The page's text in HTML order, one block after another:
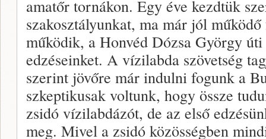
amatőr tornákon. Egy éve kezdtük
szakosztályunkat, ma már jól
működik, a Honvéd Dózsa György
edzéseinket. A vízilabda szövetség
szerint jövőre már indulni fogunk a
szkeptikusak voltunk, hogy össze
zsidó vízilabdázót, de az első
meg. Mivel a zsidó közösségben